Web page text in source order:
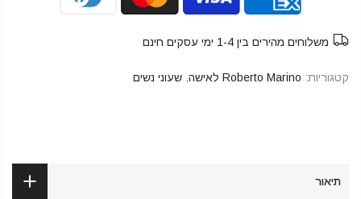
משלוחים מהירים בין 1-4 ימי עסקים חינם
קטגוריות: Roberto Marino לאישה , שעוני נשים
תיאור